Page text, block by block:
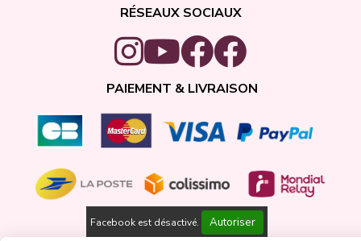
RÉSEAUX SOCIAUX
PAIEMENT & LIVRAISON
Facebook est désactivé.
Autoriser